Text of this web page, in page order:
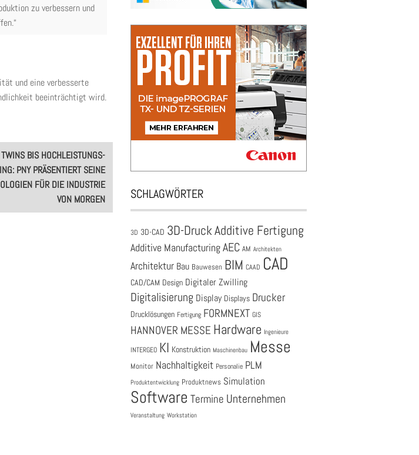
zu verbessern und
und eine verbesserte
beeinträchtigt wird.
BIS HOCHLEISTUNGS-
PNY PRÄSENTIERT SEINE
FÜR DIE INDUSTRIE
VON MORGEN
SCHLAGWÖRTER
3D 3D-CAD 3D-DruckAdditive Fertigung
Additive ManufacturingAEC AM Architekten
Architektur Bau Bauwesen BIM CAAD CAD
CAD/CAM Design Digitaler Zwilling
Digitalisierung Display Displays Drucker
Drucklösungen Fertigung FORMNEXT GIS
HANNOVER MESSE Hardware Ingenieure
INTERGEO KI Konstruktion Maschinenbau Messe
Monitor Nachhaltigkeit Personalie PLM
Produktentwicklung Produktnews Simulation
Software Termine Unternehmen
Veranstaltung Workstation